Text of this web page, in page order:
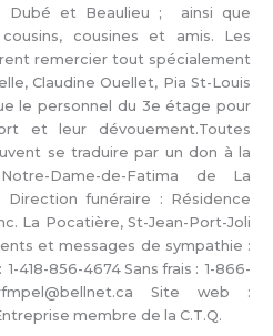
Dubé et Beaulieu ; ainsi que
cousines et amis. Les
remercier tout spécialement
Claudine Ouellet, Pia St-Louis
le personnel du 3e étage pour
et leur dévouement.Toutes
se traduire par un don à la
Dame-de-Fatima de La
Direction funéraire : Résidence
La Pocatière, St-Jean-Port-Joli
et messages de sympathie :
418-856-4674 Sans frais : 1-866-
Site web :
membre de la C.T.Q.